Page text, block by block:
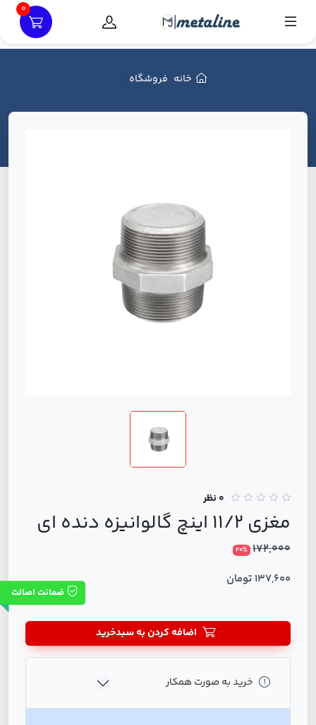
0
خانه فروشگاه
0 نظر
مغزی ۱۱/۲ اینچ گالوانیزه دنده ای
172,000
20%
137,600 تومان
ضمانت اصالت
اضافه کردن به سبدخرید
خرید به صورت همکار